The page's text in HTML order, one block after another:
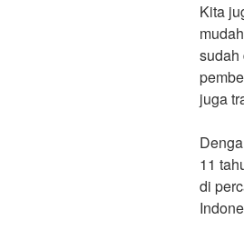
Kita
sudah
juga
11
di